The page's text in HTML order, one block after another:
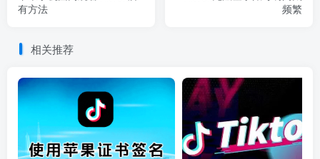
有方法
频繁
相关推荐